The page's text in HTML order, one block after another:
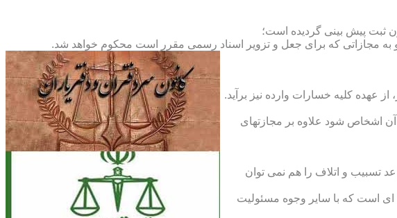
مجازاتی که برای جعل و تزویر اسناد رسمی مقرر است محکوم خواهد شد.
عهده کلیه خسارات وارده نیز برآید.
آن اشخاص شود علاوه بر مجازتهای
تسبیب و اتلاف را هم نمی توان
ای است که با سایر وجوه مسئولیت